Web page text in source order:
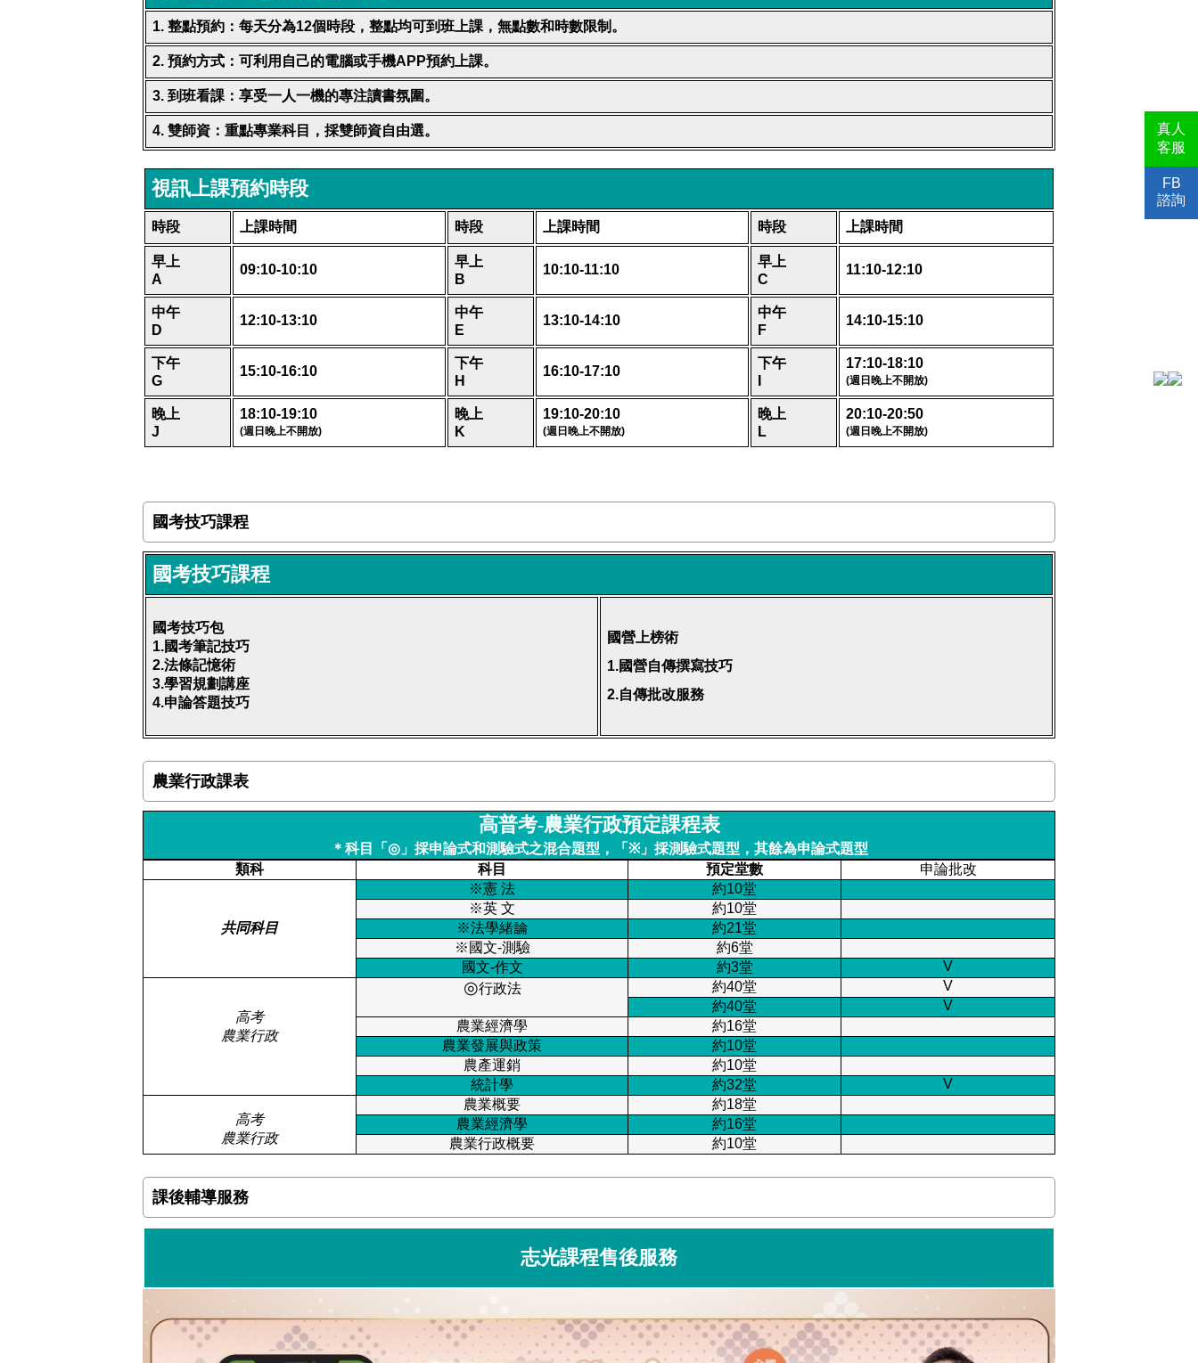
真人
客服
FB
諮詢
1. 整點預約：每天分為12個時段，整點均可到班上課，無點數和時數限制。
2. 預約方式：可利用自己的電腦或手機APP預約上課。
3. 到班看課：享受一人一機的專注讀書氛圍。
4. 雙師資：重點專業科目，採雙師資自由選。
視訊上課預約時段
時段 上課時間 時段 上課時間 時段 上課時間
早上
A
09:10-10:10
早上
B
10:10-11:10
早上
C
11:10-12:10
中午
D
12:10-13:10
中午
E
13:10-14:10
中午
F
14:10-15:10
下午
G
15:10-16:10
下午
H
16:10-17:10
下午
17:10-18:10
(週日晚上不開放)
晚上
J
18:10-19:10
(週日晚上不開放)
晚上
K
19:10-20:10
(週日晚上不開放)
晚上
L
20:10-20:50
(週日晚上不開放)
國考技巧課程
國考技巧課程
國考技巧包
1.國考筆記技巧
2.法條記憶術
3.學習規劃講座
4.申論答題技巧
國營上榜術
1.國營自傳撰寫技巧
2.自傳批改服務
農業行政課表
高普考-農業行政預定課程表
＊科目「 ◎」採申論式和測驗式之混合題型，「 ※」採測驗式題型，其餘為申論式題型
類科
科目 預定堂數 申論批改
共同科目
※憲 法
約10堂
※英 文
約10堂
※法學緒論
約21堂
※國文-測驗
約6堂
國文-作文
約3堂 V
高考
農業行政
◎行政法 約40堂
V
約40堂
V
農業經濟學
約16堂
農業發展與政策
約10堂
農產運銷
約10堂
統計學
約32堂 V
高考
農業行政
農業概要
約18堂
農業經濟學
約16堂
農業行政概要
約10堂
課後輔導服務
志光課程售後服務